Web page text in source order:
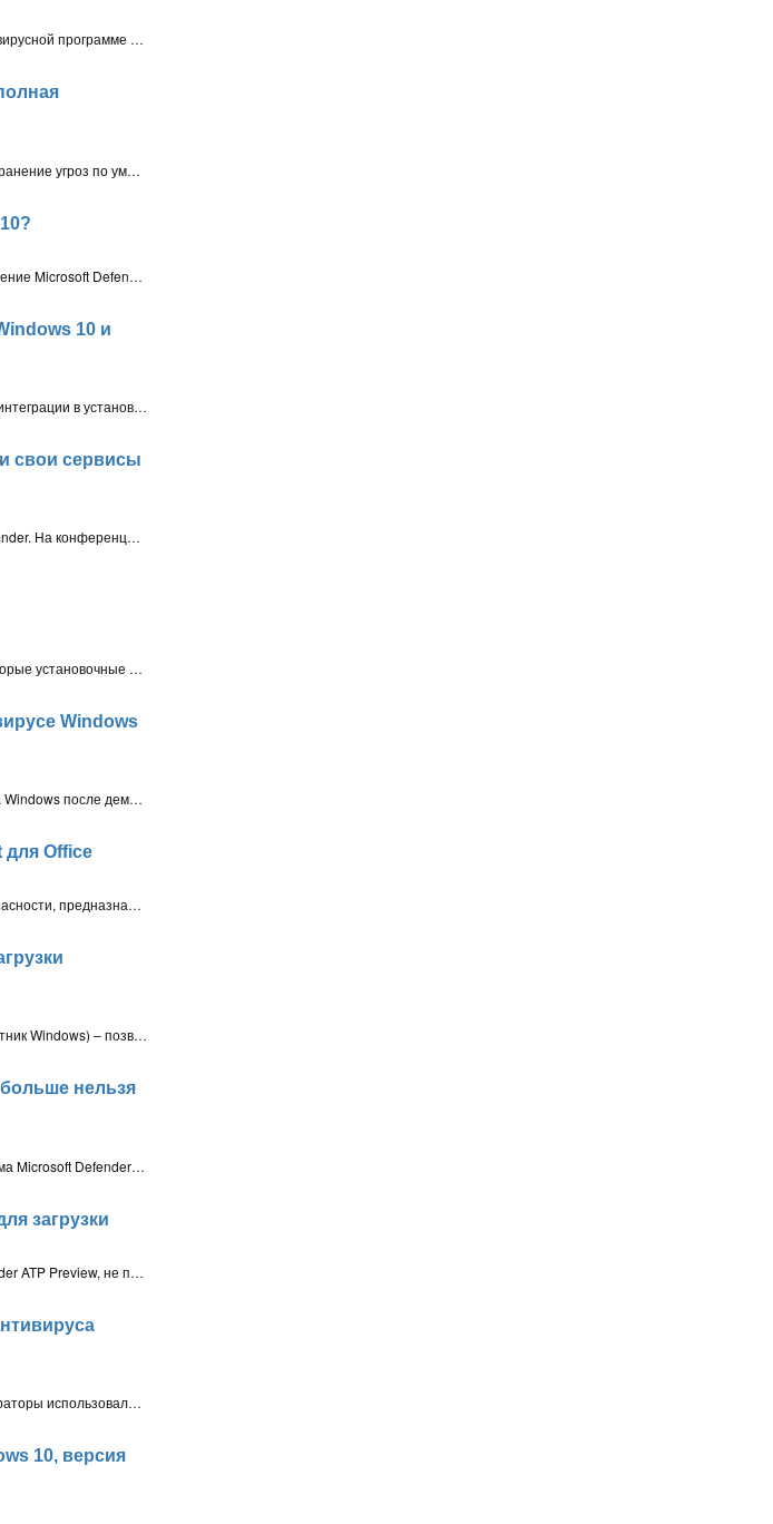
Компания Microsoft исправила уязвимость повышения привилегий в антивирусной программе «Защитник Windows» (Microsoft Defender), которая позволяла злоумышленникам получать права администратора на уязвимых системах.
С 16 февраля 2021 года Microsoft включит полностью автоматическое устранение угроз по умолчанию для клиентов Microsoft Defender for Endpoint, которые выбрали получение общедоступных предварительных версий антивируса
Новое тестирование AV-Test показало, что встроенное антивирусное решение Microsoft Defender является одним из лучших антивирусов для Windows 10 с точки зрения защиты от угроз нулевого дня и общей защиты от реальных угроз
10 и
Компания Microsoft выпустила новый инструмент, предназначенный для интеграции в установочные образы Windows 10 и Windows Server новейших обновлений встроенного антивируса Microsoft Defender
свои сервисы
Microsoft подготовила новые названия для функций и служб Microsoft Defender. На конференции Ignite 2020 компания анонсировала смену названий для несколько служб Защитника Microsoft
Встроенный антивирус Windows 10 «Защитник Windows» помечает некоторые установочные файлы CCleaner как потенциально нежелательное приложение (ПНП) – PUA:Win32/PiriformBundler. Соответствующая запись появилась в базе данных вредоносных программ на сайте Microsoft
Windows
Microsoft удалила возможность скачивания файлов с помощью Защитника Windows после демонстрации того, как данная функциональность может использоваться злоумышленниками для доставки вредоносного ПО на компьютер
для Office
Application Guard в Защитнике Microsoft для Office — новая функция безопасности, предназначенная для открытия неизвестных документов Office, скачанных из Интернета, в изолированной среде, чтобы защитить основную систему и данные в ней от потенциальных атак
Недавнее обновление антивируса Windows 10 – Microsoft Defender (Защитник Windows) – позволяет скачивать вредоносные программы и другие файлы на ПК Windows 10
нельзя
Компания Microsoft официально подтвердила, что антивирусная программа Microsoft Defender больше не может быть отключена с помощью ключа реестра DisableAntiSpyware в Windows 10. Данное изменение является частью функции безопасности «Защита от подделки»
загрузки
Антивирус Microsoft для Android, предварительная версия Microsoft Defender ATP Preview, не поставляется в качестве бесплатного решения и предназначен только для корпоративных клиентов с действующей подпиской Microsoft 365 E5
Microsoft отключила ключ реестра DisableAntiSpyware, который администраторы использовали для принудительного отключения встроенного антивируса Windows 10 – Microsoft Defender (Защитник Windows)
10, версия